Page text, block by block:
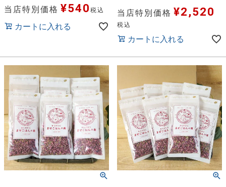
当店特別価格 ¥540 税込
カートに入れる
当店特別価格 ¥2,520
税込
カートに入れる